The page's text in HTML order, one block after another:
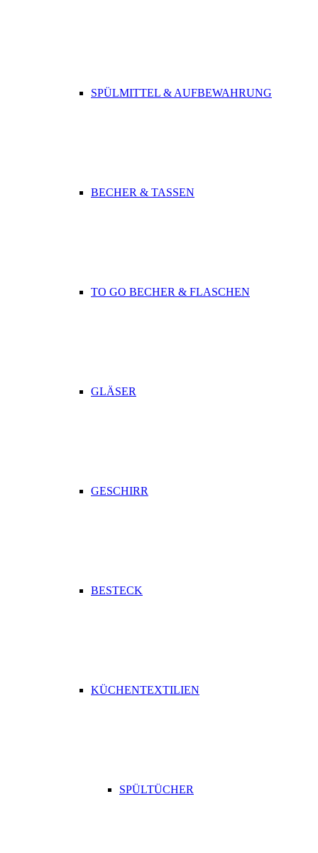
SPÜLMITTEL & AUFBEWAHRUNG
BECHER & TASSEN
TO GO BECHER & FLASCHEN
GLÄSER
GESCHIRR
BESTECK
KÜCHENTEXTILIEN
SPÜLTÜCHER